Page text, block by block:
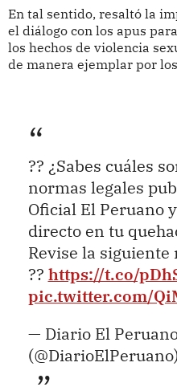
En tal sentido, resaltó la
el diálogo con los apus
los hechos de violencia
de manera ejemplar por
?? ¿Sabes cuáles
normas legales
Oficial El Peruano
directo en tu
Revise la
?? https://t.co/
pic.twitter.com/
— Diario El